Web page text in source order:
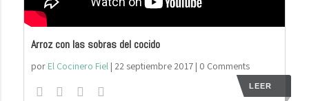
Arroz con las sobras del cocido
por El Cocinero Fiel| 22 septiembre 2017| 0 Comments
LEER